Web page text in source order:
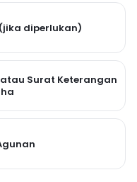
(jika diperlukan)
Surat Keterangan